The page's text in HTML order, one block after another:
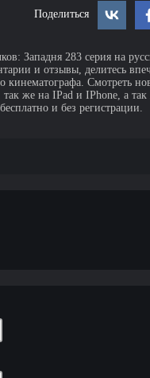
Поделиться
Западня 283 серия на
и отзывы, делитесь
Смотреть
же на IPad и IPhone, а
и без регистрации.